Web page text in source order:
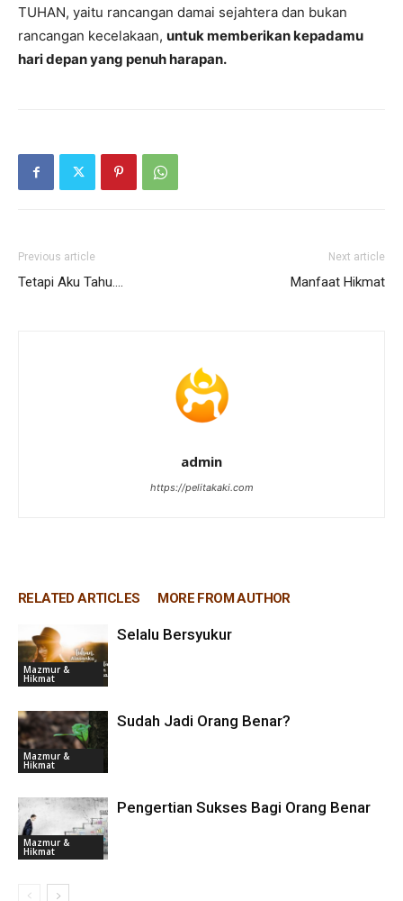
TUHAN, yaitu rancangan damai sejahtera dan bukan
rancangan kecelakaan, untuk memberikan kepadamu
hari depan yang penuh harapan.
Previous article
Tetapi Aku Tahu….
Next article
Manfaat Hikmat
admin
https://pelitakaki.com
RELATED ARTICLES MORE FROM AUTHOR
Mazmur &
Hikmat
Selalu Bersyukur
Mazmur &
Hikmat
Sudah Jadi Orang Benar?
Mazmur &
Hikmat
Pengertian Sukses Bagi Orang Benar